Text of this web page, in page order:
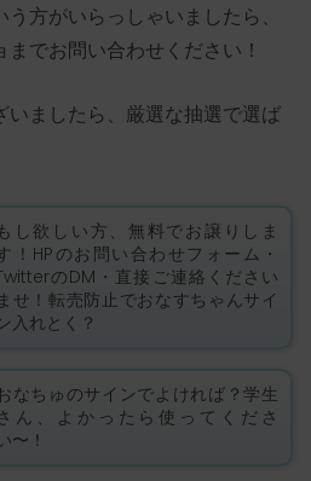
う方がいらっしゃいましたら、
でお問い合わせください！
ましたら、厳選な抽選で選ば
もし欲しい方、無料でお譲りしま
！HPのお問い合わせフォーム・
のDM・直接ご連絡ください
ませ！転売防止でおなすちゃんサイ
入れとく？
なちゅのサインでよければ？学生
ん、よかったら使ってくださ
〜！